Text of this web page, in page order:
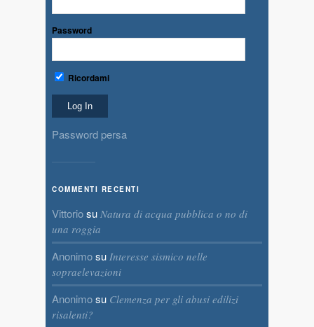
Password
Ricordami
Password persa
COMMENTI RECENTI
Vittoriosu Natura di acqua pubblica o no di
una roggia
Anonimosu Interesse sismico nelle
sopraelevazioni
Anonimosu Clemenza per gli abusi edilizi
risalenti?